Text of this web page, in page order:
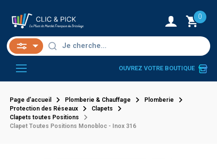
0
OUVREZ VOTRE BOUTIQUE
Page d'accueil Plomberie & Chauffage
Plomberie
Protection des Réseaux
Clapets
Clapets toutes Positions
Clapet Toutes Positions Monobloc - Inox 316